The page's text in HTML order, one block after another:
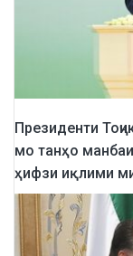
Президенти
мо танҳо
ҳифзи иқлими